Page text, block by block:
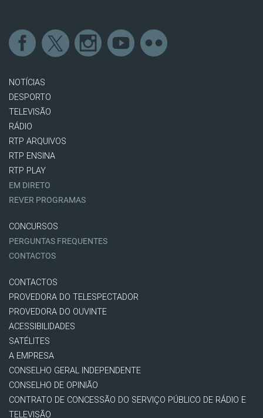
NOTÍCIAS
DESPORTO
TELEVISÃO
RÁDIO
RTP ARQUIVOS
RTP ENSINA
RTP PLAY
EM DIRETO
REVER PROGRAMAS
CONCURSOS
PERGUNTAS FREQUENTES
CONTACTOS
CONTACTOS
PROVEDORA DO TELESPECTADOR
PROVEDORA DO OUVINTE
ACESSIBILIDADES
SATÉLITES
A EMPRESA
CONSELHO GERAL INDEPENDENTE
CONSELHO DE OPINIÃO
CONTRATO DE CONCESSÃO DO SERVIÇO PÚBLICO DE RÁDIO E
TELEVISÃO